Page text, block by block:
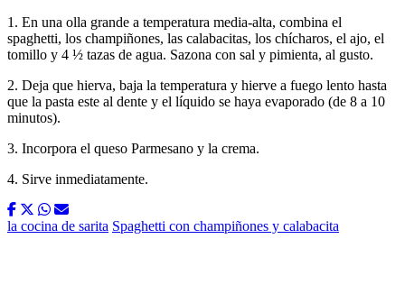
1. En una olla grande a temperatura media-alta, combina el
spaghetti, los champiñones, las calabacitas, los chícharos, el ajo, el
tomillo y 4 ½ tazas de agua. Sazona con sal y pimienta, al gusto.
2. Deja que hierva, baja la temperatura y hierve a fuego lento hasta
que la pasta este al dente y el líquido se haya evaporado (de 8 a 10
minutos).
3. Incorpora el queso Parmesano y la crema.
4. Sirve inmediatamente.
la cocina de sarita Spaghetti con champiñones y calabacita